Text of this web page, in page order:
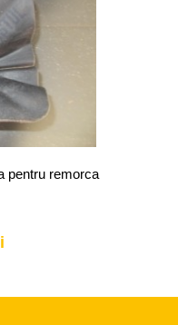
pentru remorca